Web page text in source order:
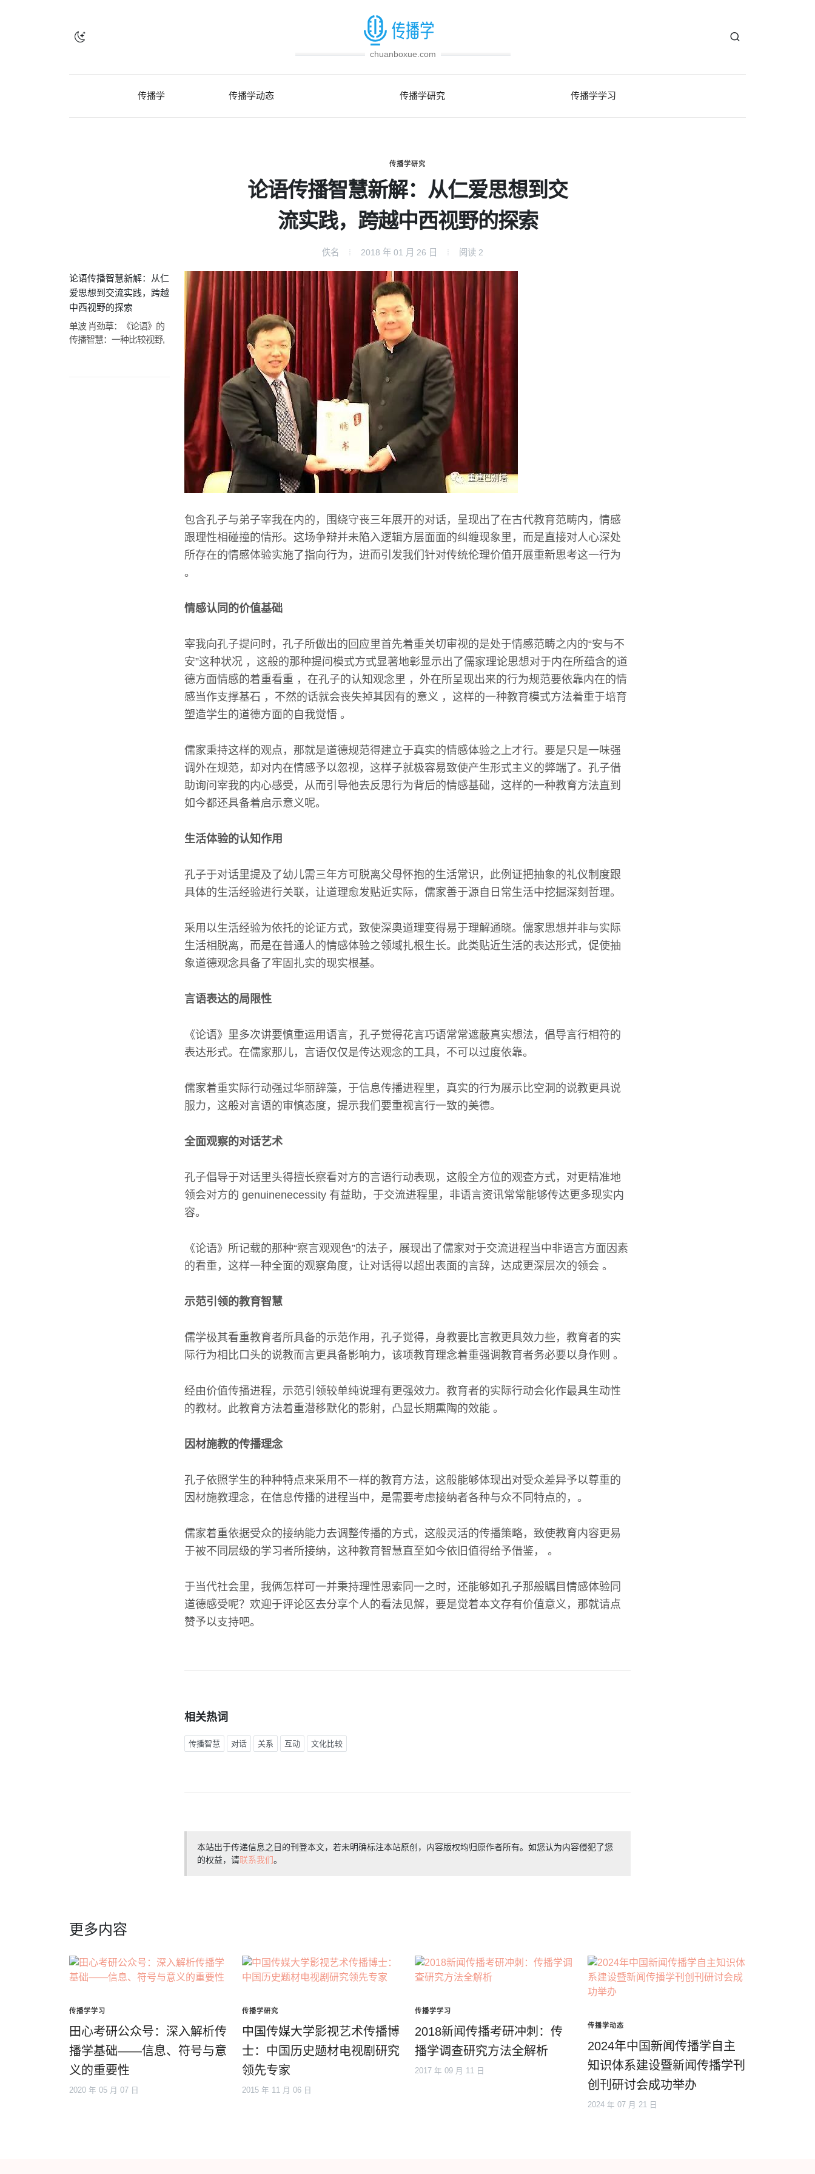
chuanboxue.com
传播学 传播学动态 传播学研究 传播学学习
传播学研究
论语传播智慧新解：从仁爱思想到交
流实践，跨越中西视野的探索
佚名 2018 年 01 月 26 日 阅读 2
论语传播智慧新解：从仁
爱思想到交流实践，跨越
中西视野的探索
单波 肖劲草：《论语》的
传播智慧：一种比较视野,
包含孔子与弟子宰我在内的，围绕守丧三年展开的对话，呈现出了在古代教育范畴内，情感
跟理性相碰撞的情形。这场争辩并未陷入逻辑方层面面的纠缠现象里，而是直接对人心深处
所存在的情感体验实施了指向行为，进而引发我们针对传统伦理价值开展重新思考这一行为
。
情感认同的价值基础
宰我向孔子提问时，孔子所做出的回应里首先着重关切审视的是处于情感范畴之内的“安与不
安”这种状况 ，这般的那种提问模式方式显著地彰显示出了儒家理论思想对于内在所蕴含的道
德方面情感的着重看重 ，在孔子的认知观念里 ，外在所呈现出来的行为规范要依靠内在的情
感当作支撑基石 ，不然的话就会丧失掉其因有的意义 ，这样的一种教育模式方法着重于培育
塑造学生的道德方面的自我觉悟 。
儒家秉持这样的观点，那就是道德规范得建立于真实的情感体验之上才行。要是只是一味强
调外在规范，却对内在情感予以忽视，这样子就极容易致使产生形式主义的弊端了。孔子借
助询问宰我的内心感受，从而引导他去反思行为背后的情感基础，这样的一种教育方法直到
如今都还具备着启示意义呢。
生活体验的认知作用
孔子于对话里提及了幼儿需三年方可脱离父母怀抱的生活常识，此例证把抽象的礼仪制度跟
具体的生活经验进行关联，让道理愈发贴近实际，儒家善于源自日常生活中挖掘深刻哲理。
采用以生活经验为依托的论证方式，致使深奥道理变得易于理解通晓。儒家思想并非与实际
生活相脱离，而是在普通人的情感体验之领域扎根生长。此类贴近生活的表达形式，促使抽
象道德观念具备了牢固扎实的现实根基。
言语表达的局限性
《论语》里多次讲要慎重运用语言，孔子觉得花言巧语常常遮蔽真实想法，倡导言行相符的
表达形式。在儒家那儿，言语仅仅是传达观念的工具，不可以过度依靠。
儒家着重实际行动强过华丽辞藻，于信息传播进程里，真实的行为展示比空洞的说教更具说
服力，这般对言语的审慎态度，提示我们要重视言行一致的美德。
全面观察的对话艺术
孔子倡导于对话里头得擅长察看对方的言语行动表现，这般全方位的观查方式，对更精准地
领会对方的 genuinenecessity 有益助，于交流进程里，非语言资讯常常能够传达更多现实内
容。
《论语》所记载的那种“察言观观色”的法子，展现出了儒家对于交流进程当中非语言方面因素
的看重，这样一种全面的观察角度，让对话得以超出表面的言辞，达成更深层次的领会 。
示范引领的教育智慧
儒学极其看重教育者所具备的示范作用，孔子觉得，身教要比言教更具效力些，教育者的实
际行为相比口头的说教而言更具备影响力，该项教育理念着重强调教育者务必要以身作则 。
经由价值传播进程，示范引领较单纯说理有更强效力。教育者的实际行动会化作最具生动性
的教材。此教育方法着重潜移默化的影射，凸显长期熏陶的效能 。
因材施教的传播理念
孔子依照学生的种种特点来采用不一样的教育方法，这般能够体现出对受众差异予以尊重的
因材施教理念，在信息传播的进程当中，是需要考虑接纳者各种与众不同特点的，。
儒家着重依据受众的接纳能力去调整传播的方式，这般灵活的传播策略，致使教育内容更易
于被不同层级的学习者所接纳，这种教育智慧直至如今依旧值得给予借鉴， 。
于当代社会里，我俩怎样可一并秉持理性思索同一之时，还能够如孔子那般瞩目情感体验同
道德感受呢？欢迎于评论区去分享个人的看法见解，要是觉着本文存有价值意义，那就请点
赞予以支持吧。
相关热词
传播智慧 对话 关系 互动 文化比较
本站出于传递信息之目的刊登本文，若未明确标注本站原创，内容版权均归原作者所有。如您认为内容侵犯了您
的权益，请联系我们。
更多内容
传播学学习
田心考研公众号：深入解析传
播学基础——信息、符号与意
义的重要性
2020 年 05 月 07 日
传播学研究
中国传媒大学影视艺术传播博
士：中国历史题材电视剧研究
领先专家
2015 年 11 月 06 日
传播学学习
2018新闻传播考研冲刺：传
播学调查研究方法全解析
2017 年 09 月 11 日
传播学动态
2024年中国新闻传播学自主
知识体系建设暨新闻传播学刊
创刊研讨会成功举办
2024 年 07 月 21 日